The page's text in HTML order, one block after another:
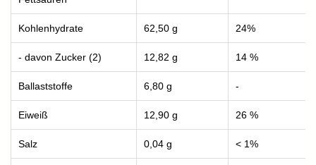
Kohlenhydrate 62,50 g 24%
- davon Zucker (2) 12,82 g 14 %
Ballaststoffe 6,80 g -
Eiweiß 12,90 g 26 %
Salz 0,04 g < 1%